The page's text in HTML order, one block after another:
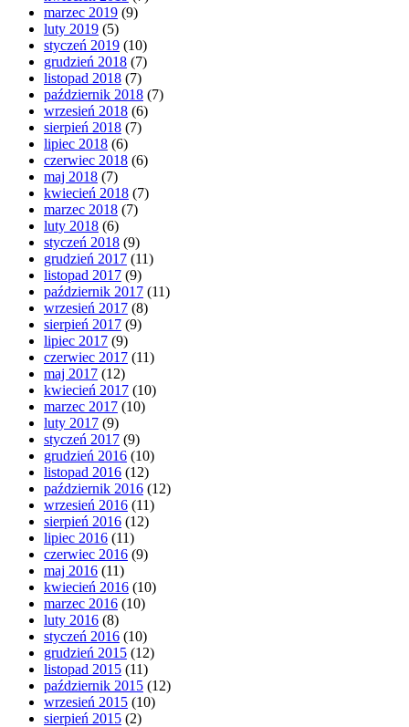
marzec 2019 (9)
luty 2019 (5)
styczeń 2019 (10)
grudzień 2018 (7)
listopad 2018 (7)
październik 2018 (7)
wrzesień 2018 (6)
sierpień 2018 (7)
lipiec 2018 (6)
czerwiec 2018 (6)
maj 2018 (7)
kwiecień 2018 (7)
marzec 2018 (7)
luty 2018 (6)
styczeń 2018 (9)
grudzień 2017 (11)
listopad 2017 (9)
październik 2017 (11)
wrzesień 2017 (8)
sierpień 2017 (9)
lipiec 2017 (9)
czerwiec 2017 (11)
maj 2017 (12)
kwiecień 2017 (10)
marzec 2017 (10)
luty 2017 (9)
styczeń 2017 (9)
grudzień 2016 (10)
listopad 2016 (12)
październik 2016 (12)
wrzesień 2016 (11)
sierpień 2016 (12)
lipiec 2016 (11)
czerwiec 2016 (9)
maj 2016 (11)
kwiecień 2016 (10)
marzec 2016 (10)
luty 2016 (8)
styczeń 2016 (10)
grudzień 2015 (12)
listopad 2015 (11)
październik 2015 (12)
wrzesień 2015 (10)
sierpień 2015 (2)